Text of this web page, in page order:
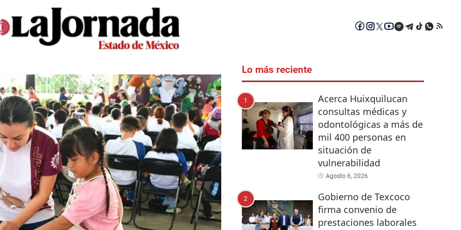
Lo más reciente
1
Acerca Huixquilucan
consultas médicas y
odontológicas a más de
mil 400 personas en
situación de
vulnerabilidad
Agosto 6, 2026
2
Gobierno de Texcoco
firma convenio de
prestaciones laborales